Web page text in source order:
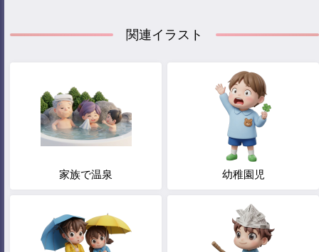
関連イラスト
家族で温泉 幼稚園児